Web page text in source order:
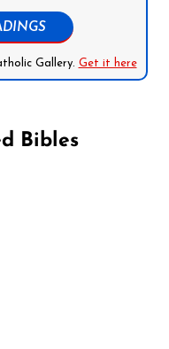
Gallery. Get it here
Bibles